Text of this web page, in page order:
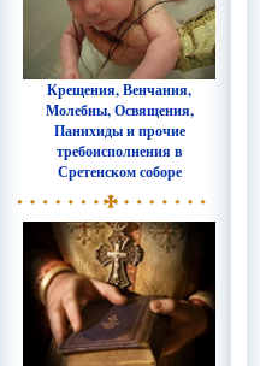
Крещения, Венчания,
Молебны, Освящения,
Панихиды и прочие
требоисполнения в
Сретенском соборе